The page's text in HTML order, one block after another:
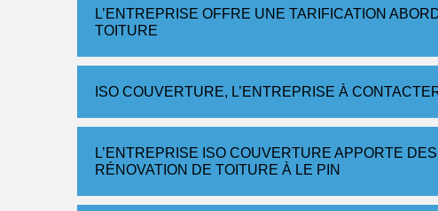
L’ENTREPRISE OFFRE UNE TARIFICATION
TOITURE
ISO COUVERTURE, L’ENTREPRISE À
L’ENTREPRISE ISO COUVERTURE APPORTE
RÉNOVATION DE TOITURE À LE PIN